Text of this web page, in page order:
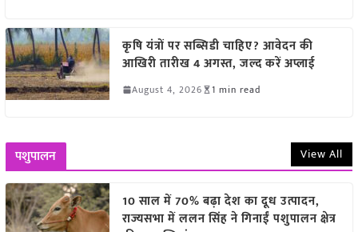
कृषि यंत्रों पर सब्सिडी चाहिए? आवेदन की
आखिरी तारीख 4 अगस्त, जल्द करें अप्लाई
August 4, 2026 1 min read
पशुपालन View All
10 साल में 70% बढ़ा देश का दूध उत्पादन,
राज्यसभा में ललन सिंह ने गिनाईं पशुपालन क्षेत्र